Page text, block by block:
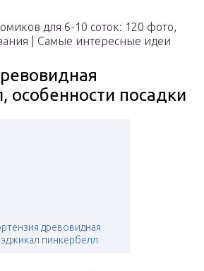
для 6-10 соток: 120 фото,
| Самые интересные идеи
особенности посадки
древовидная
пинкербелл